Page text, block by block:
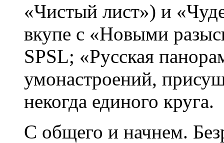
«Чистый лист») и
вкупе с «Новыми
SPSL; «Русская
умонастроений,
некогда единого круга.
С общего и начнем.